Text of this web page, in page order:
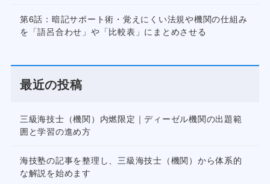
第6話：暗記サポート術・覚えにくい法規や機関の仕組み
を「語呂合わせ」や「比較表」にまとめさせる
最近の投稿
三級海技士（機関）内燃限定｜ディーゼル機関の出題範
囲と学習の進め方
海技塾の記事を整理し、三級海技士（機関）から体系的
な解説を始めます